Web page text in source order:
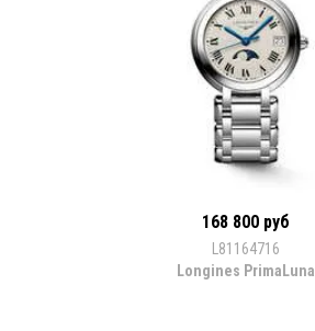
168 800 руб
L81164716
Longines PrimaLuna